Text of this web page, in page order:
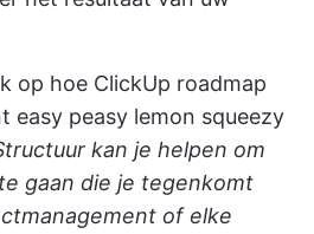
op hoe ClickUp roadmap
easy peasy lemon squeezy
kan je helpen om
gaan die je tegenkomt
of elke